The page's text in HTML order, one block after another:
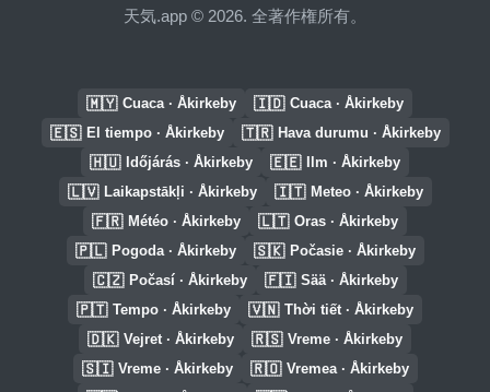
天気.app © 2026. 全著作権所有。
🇲🇾 Cuaca · Åkirkeby 🇮🇩 Cuaca · Åkirkeby
🇪🇸 El tiempo · Åkirkeby 🇹🇷 Hava durumu · Åkirkeby
🇭🇺 Időjárás · Åkirkeby 🇪🇪 Ilm · Åkirkeby
🇱🇻 Laikapstākļi · Åkirkeby 🇮🇹 Meteo · Åkirkeby
🇫🇷 Météo · Åkirkeby 🇱🇹 Oras · Åkirkeby
🇵🇱 Pogoda · Åkirkeby 🇸🇰 Počasie · Åkirkeby
🇨🇿 Počasí · Åkirkeby 🇫🇮 Sää · Åkirkeby
🇵🇹 Tempo · Åkirkeby 🇻🇳 Thời tiết · Åkirkeby
🇩🇰 Vejret · Åkirkeby 🇷🇸 Vreme · Åkirkeby
🇸🇮 Vreme · Åkirkeby 🇷🇴 Vremea · Åkirkeby